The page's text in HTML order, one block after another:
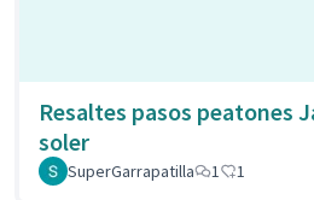
Resaltes pasos peatones
soler
SuperGarrapatilla 1 1